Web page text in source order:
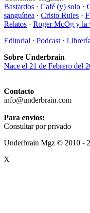
Bastardos · Café (y) solo ·
sanguínea · Cristo Rules ·
Relatos · Roger McOg y la
Editorial · Podcast · Librería
Sobre Underbrain
Nace el 21 de Febrero del
Contacto
info@underbrain.com
Para envíos:
Consultar por privado
Underbrain Mgz © 2010 -
X